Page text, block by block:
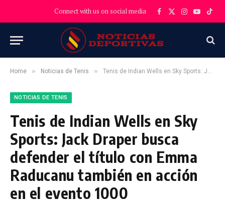
Connect with us on social media Facebook
X
Instagram
YouTube
Home » Noticias de Tenis » Tenis de Indian Wells en Sky Sports: Jack Draper busca defender el título con Emma Raducanu también en acción en el evento 1000
NOTICIAS DE TENIS
Tenis de Indian Wells en Sky
Sports: Jack Draper busca
defender el título con Emma
Raducanu también en acción
en el evento 1000